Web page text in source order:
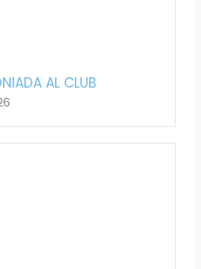
AL CLUB